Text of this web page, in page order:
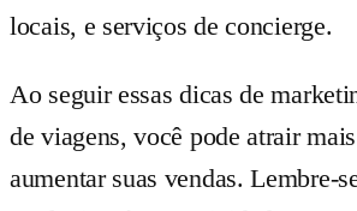
locais, e serviços de concierge.
Ao seguir essas dicas de
de viagens, você pode atrair
aumentar suas vendas. Lembre-